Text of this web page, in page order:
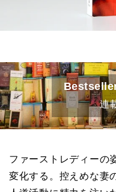
連
ファーストレディーの
変化する。控えめな妻